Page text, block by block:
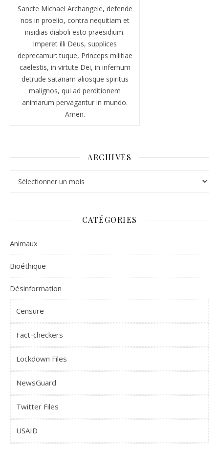
Sancte Michael Archangele, defende
nos in proelio, contra nequitiam et
insidias diaboli esto praesidium.
Imperet illi Deus, supplices
deprecamur: tuque, Princeps militiae
caelestis, in virtute Dei, in infernum
detrude satanam aliosque spiritus
malignos, qui ad perditionem
animarum pervagantur in mundo.
Amen.
ARCHIVES
CATÉGORIES
Animaux
Bioéthique
Désinformation
Censure
Fact-checkers
Lockdown Files
NewsGuard
Twitter Files
USAID